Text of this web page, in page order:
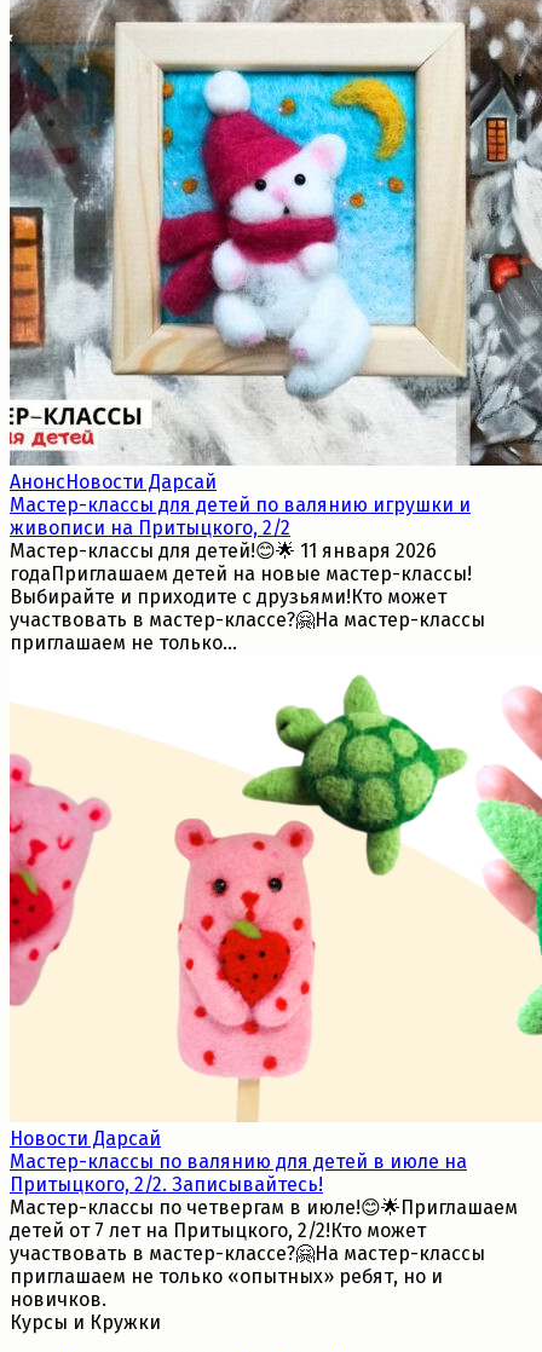
Анонс Новости Дарсай
Мастер-классы для детей по валянию игрушки и
живописи на Притыцкого, 2/2
Мастер-классы для детей!😊🌟 11 января 2026
годаПриглашаем детей на новые мастер-классы!
Выбирайте и приходите с друзьями!Кто может
участвовать в мастер-классе?🤗На мастер-классы
приглашаем не только...
Новости Дарсай
Мастер-классы по валянию для детей в июле на
Притыцкого, 2/2. Записывайтесь!
Мастер-классы по четвергам в июле!😊🌟Приглашаем
детей от 7 лет на Притыцкого, 2/2!Кто может
участвовать в мастер-классе?🤗На мастер-классы
приглашаем не только «опытных» ребят, но и
новичков.
Курсы и Кружки